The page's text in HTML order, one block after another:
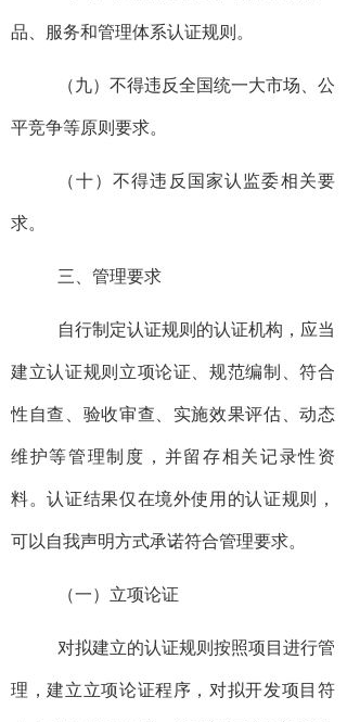
品、服务和管理体系认证规则。
（九）不得违反全国统一大市场、公
平竞争等原则要求。
（十）不得违反国家认监委相关要
求。
三、管理要求
自行制定认证规则的认证机构，应当
建立认证规则立项论证、规范编制、符合
性自查、验收审查、实施效果评估、动态
维护等管理制度，并留存相关记录性资
料。认证结果仅在境外使用的认证规则，
可以自我声明方式承诺符合管理要求。
（一）立项论证
对拟建立的认证规则按照项目进行管
理，建立立项论证程序，对拟开发项目符